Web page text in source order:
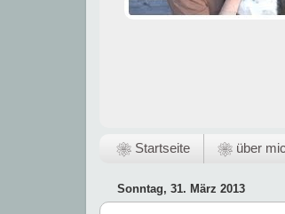
❀ Startseite ❀ über
Sonntag, 31. März 2013